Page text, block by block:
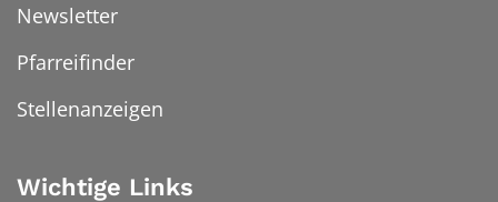
Newsletter
Pfarreifinder
Stellenanzeigen
Wichtige Links